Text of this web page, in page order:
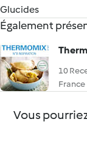
Glucides
Également
10
France
Vous